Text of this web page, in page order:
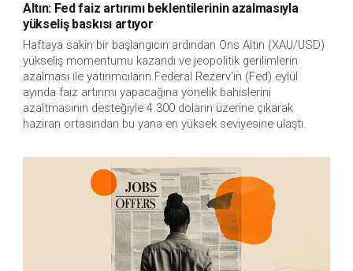
Altın: Fed faiz artırımı beklentilerinin azalmasıyla
yükseliş baskısı artıyor
Haftaya sakin bir başlangıcın ardından Ons Altın (XAU/USD)
yükseliş momentumu kazandı ve jeopolitik gerilimlerin
azalması ile yatırımcıların Federal Rezerv'in (Fed) eylül
ayında faiz artırımı yapacağına yönelik bahislerini
azaltmasının desteğiyle 4.300 doların üzerine çıkarak
haziran ortasından bu yana en yüksek seviyesine ulaştı.